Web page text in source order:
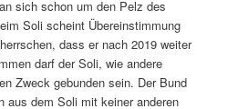
sich schon um den Pelz des
Soli scheint Übereinstimmung
dass er nach 2019 weiter
darf der Soli, wie andere
Zweck gebunden sein. Der Bund
aus dem Soli mit keiner anderen